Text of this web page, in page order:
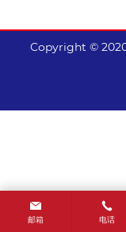
能。
Copyright © 2020
邮箱 电话